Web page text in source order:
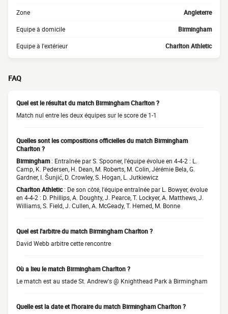
Zone Angleterre
Equipe à domicile Birmingham
Equipe à l'extérieur Charlton Athletic
FAQ
Quel est le résultat du match Birmingham Charlton ?
Match nul entre les deux équipes sur le score de 1-1
Quelles sont les compositions officielles du match Birmingham
Charlton ?
Birmingham: Entraînée par S. Spooner, l'équipe évolue en 4-4-2 : L.
Camp, K. Pedersen, H. Dean, M. Roberts, M. Colin, Jérémie Bela, G.
Gardner, I. Šunjić, D. Crowley, S. Hogan, L. Jutkiewicz
Charlton Athletic: De son côté, l'équipe entraînée par L. Bowyer, évolue
en 4-4-2 : D. Phillips, A. Doughty, J. Pearce, T. Lockyer, A. Matthews, J.
Williams, S. Field, J. Cullen, A. McGeady, T. Hemed, M. Bonne
Quel est l'arbitre du match Birmingham Charlton ?
David Webb arbitre cette rencontre
Où a lieu le match Birmingham Charlton ?
Le match est au stade St. Andrew's @ Knighthead Park à Birmingham
Quelle est la date et l'horaire du match Birmingham Charlton ?